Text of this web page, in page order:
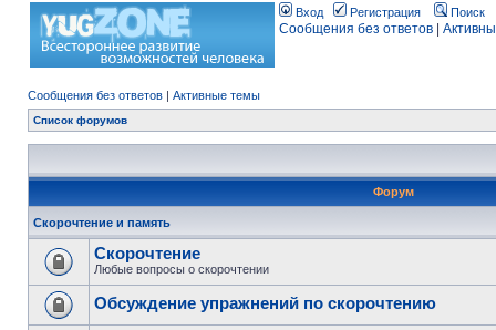
Вход Регистрация Поиск
Сообщения без ответов
Сообщения без ответов | Активные темы
Список форумов
Форум
Скорочтение и память
Скорочтение
Любые вопросы о скорочтении
Обсуждение упражнений по скорочтению